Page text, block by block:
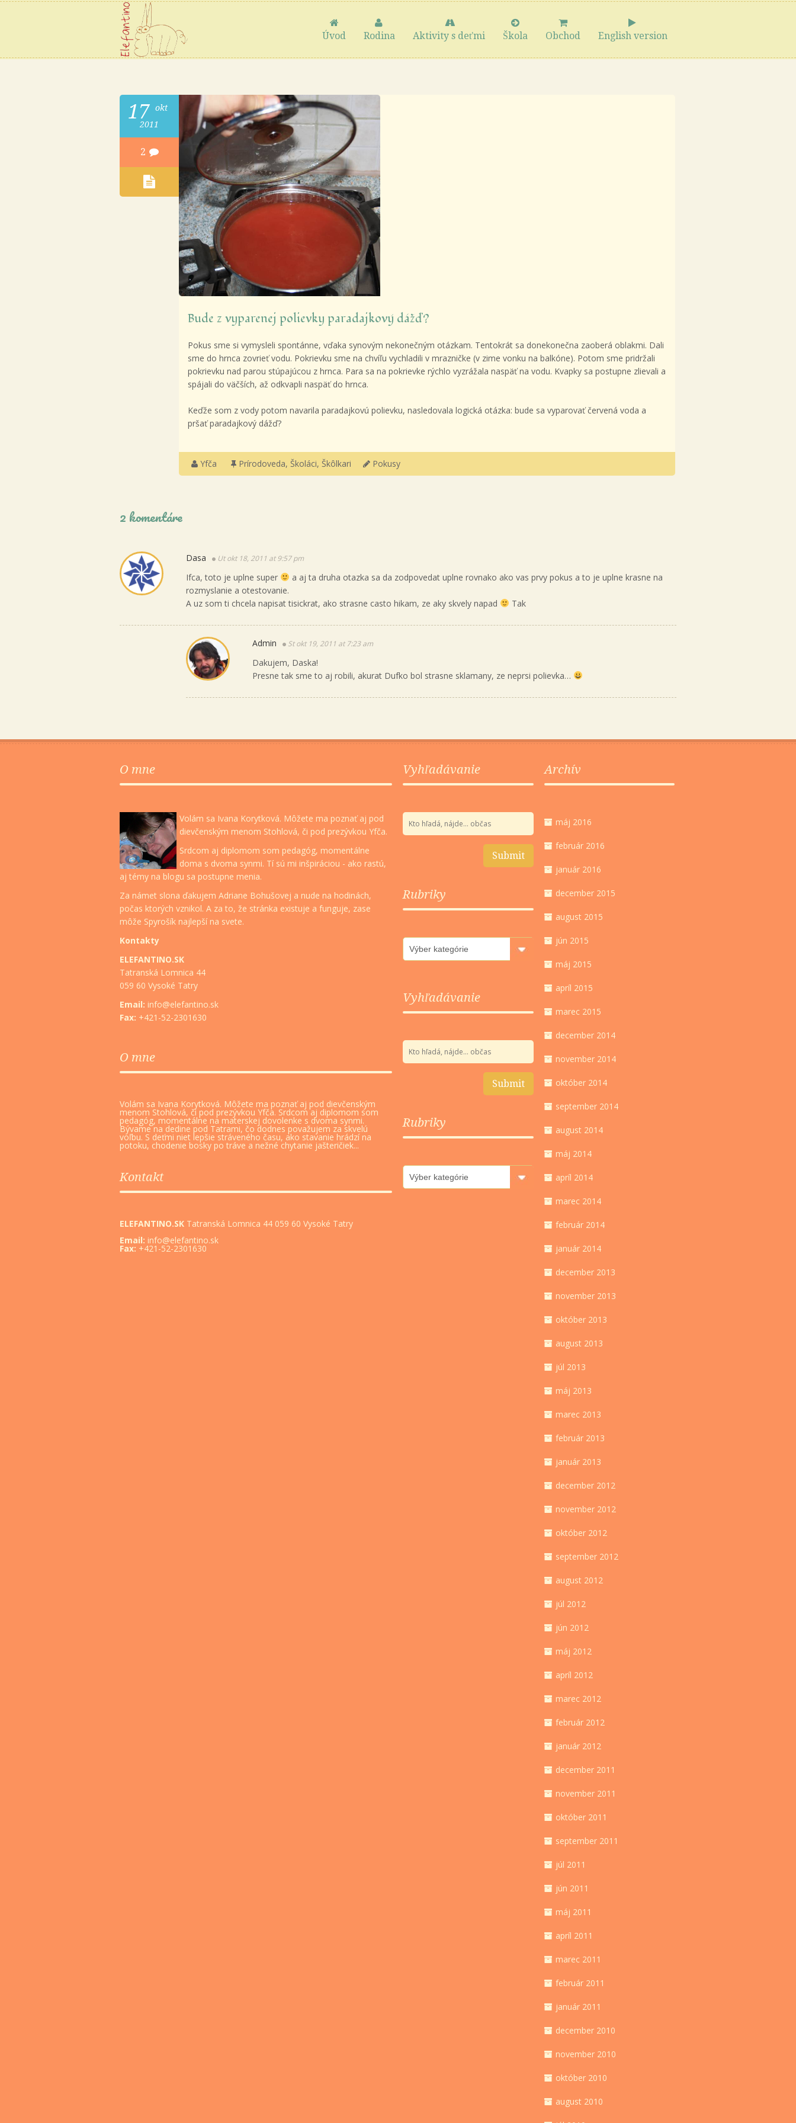
Úvod Rodina Aktivity s deťmi Škola Obchod English version
17
okt
2011
2
Bude z vyparenej polievky paradajkový dážď?
Pokus sme si vymysleli spontánne, vďaka synovým nekonečným otázkam. Tentokrát sa donekonečna zaoberá oblakmi. Dali
sme do hrnca zovrieť vodu. Pokrievku sme na chvíľu vychladili v mrazničke (v zime vonku na balkóne). Potom sme pridržali
pokrievku nad parou stúpajúcou z hrnca. Para sa na pokrievke rýchlo vyzrážala naspäť na vodu. Kvapky sa postupne zlievali a
spájali do väčších, až odkvapli naspäť do hrnca.
Keďže som z vody potom navarila paradajkovú polievku, nasledovala logická otázka: bude sa vyparovať červená voda a
pršať paradajkový dážď?
Yfča Prírodoveda, Školáci, Škôlkari Pokusy
2 komentáre
Dasa Ut okt 18, 2011 at 9:57 pm
Ifca, toto je uplne super
a aj ta druha otazka sa da zodpovedat uplne rovnako ako vas prvy pokus a to je uplne krasne na
rozmyslanie a otestovanie.
A uz som ti chcela napisat tisickrat, ako strasne casto hikam, ze aky skvely napad
Tak
Admin St okt 19, 2011 at 7:23 am
Dakujem, Daska!
Presne tak sme to aj robili, akurat Dufko bol strasne sklamany, ze neprsi polievka…
O mne
Volám sa Ivana Korytková. Môžete ma poznať aj pod
dievčenským menom Stohlová, či pod prezývkou Yfča.
Srdcom aj diplomom som pedagóg, momentálne
doma s dvoma synmi. Tí sú mi inšpiráciou - ako rastú,
aj témy na blogu sa postupne menia.
Za námet slona ďakujem Adriane Bohušovej a nude na hodinách,
počas ktorých vznikol. A za to, že stránka existuje a funguje, zase
môže Spyrošík najlepší na svete.
Kontakty
ELEFANTINO.SK
Tatranská Lomnica 44
059 60 Vysoké Tatry
Email: info@elefantino.sk
Fax: +421-52-2301630
O mne
Volám sa Ivana Korytková. Môžete ma poznať aj pod dievčenským
menom Stohlová, či pod prezývkou Yfča. Srdcom aj diplomom som
pedagóg, momentálne na materskej dovolenke s dvoma synmi.
Bývame na dedine pod Tatrami, čo dodnes považujem za skvelú
voľbu. S deťmi niet lepšie stráveného času, ako stavanie hrádzí na
potoku, chodenie bosky po tráve a nežné chytanie jašteričiek...
Kontakt
ELEFANTINO.SK Tatranská Lomnica 44 059 60 Vysoké Tatry
Email: info@elefantino.sk
Fax: +421-52-2301630
Vyhľadávanie
Rubriky
Rubriky
Vyhľadávanie
Rubriky
Rubriky
Archív
máj 2016
február 2016
január 2016
december 2015
august 2015
jún 2015
máj 2015
apríl 2015
marec 2015
december 2014
november 2014
október 2014
september 2014
august 2014
máj 2014
apríl 2014
marec 2014
február 2014
január 2014
december 2013
november 2013
október 2013
august 2013
júl 2013
máj 2013
marec 2013
február 2013
január 2013
december 2012
november 2012
október 2012
september 2012
august 2012
júl 2012
jún 2012
máj 2012
apríl 2012
marec 2012
február 2012
január 2012
december 2011
november 2011
október 2011
september 2011
júl 2011
jún 2011
máj 2011
apríl 2011
marec 2011
február 2011
január 2011
december 2010
november 2010
október 2010
august 2010